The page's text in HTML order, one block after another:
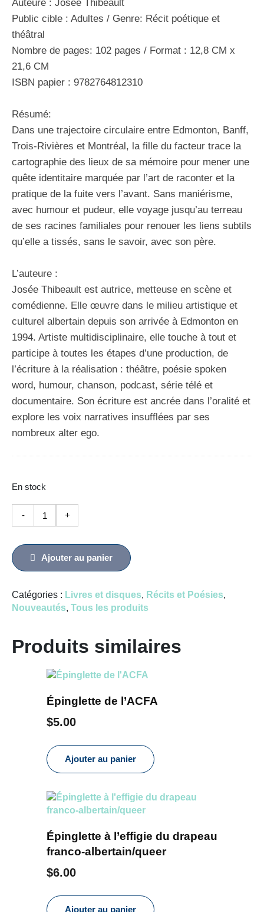
Auteure : Josée Thibeault
Public cible : Adultes / Genre: Récit poétique et
théâtral
Nombre de pages: 102 pages / Format : 12,8 CM x
21,6 CM
ISBN papier : 9782764812310
Résumé:
Dans une trajectoire circulaire entre Edmonton, Banff,
Trois-Rivières et Montréal, la fille du facteur trace la
cartographie des lieux de sa mémoire pour mener une
quête identitaire marquée par l’art de raconter et la
pratique de la fuite vers l’avant. Sans maniérisme,
avec humour et pudeur, elle voyage jusqu’au terreau
de ses racines familiales pour renouer les liens subtils
qu’elle a tissés, sans le savoir, avec son père.
L’auteure :
Josée Thibeault est autrice, metteuse en scène et
comédienne. Elle œuvre dans le milieu artistique et
culturel albertain depuis son arrivée à Edmonton en
1994. Artiste multidisciplinaire, elle touche à tout et
participe à toutes les étapes d’une production, de
l’écriture à la réalisation : théâtre, poésie spoken
word, humour, chanson, podcast, série télé et
documentaire. Son écriture est ancrée dans l’oralité et
explore les voix narratives insufflées par ses
nombreux alter ego.
En stock
-
quantité
de
fille
+
Ajouter au panier
Catégories : Livres et disques, Récits et Poésies,
Nouveautés, Tous les produits
Produits similaires
Épinglette de l’ACFA
$5.00
Ajouter au panier
Épinglette à l’effigie du drapeau
franco-albertain/queer
$6.00
Ajouter au panier